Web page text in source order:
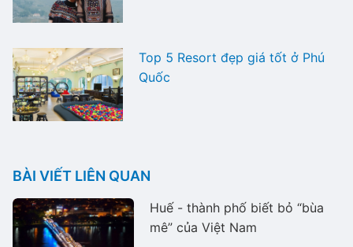
Top 5 Resort đẹp giá tốt ở Phú
Quốc
BÀI VIẾT LIÊN QUAN
Huế - thành phố biết bỏ “bùa
mê” của Việt Nam